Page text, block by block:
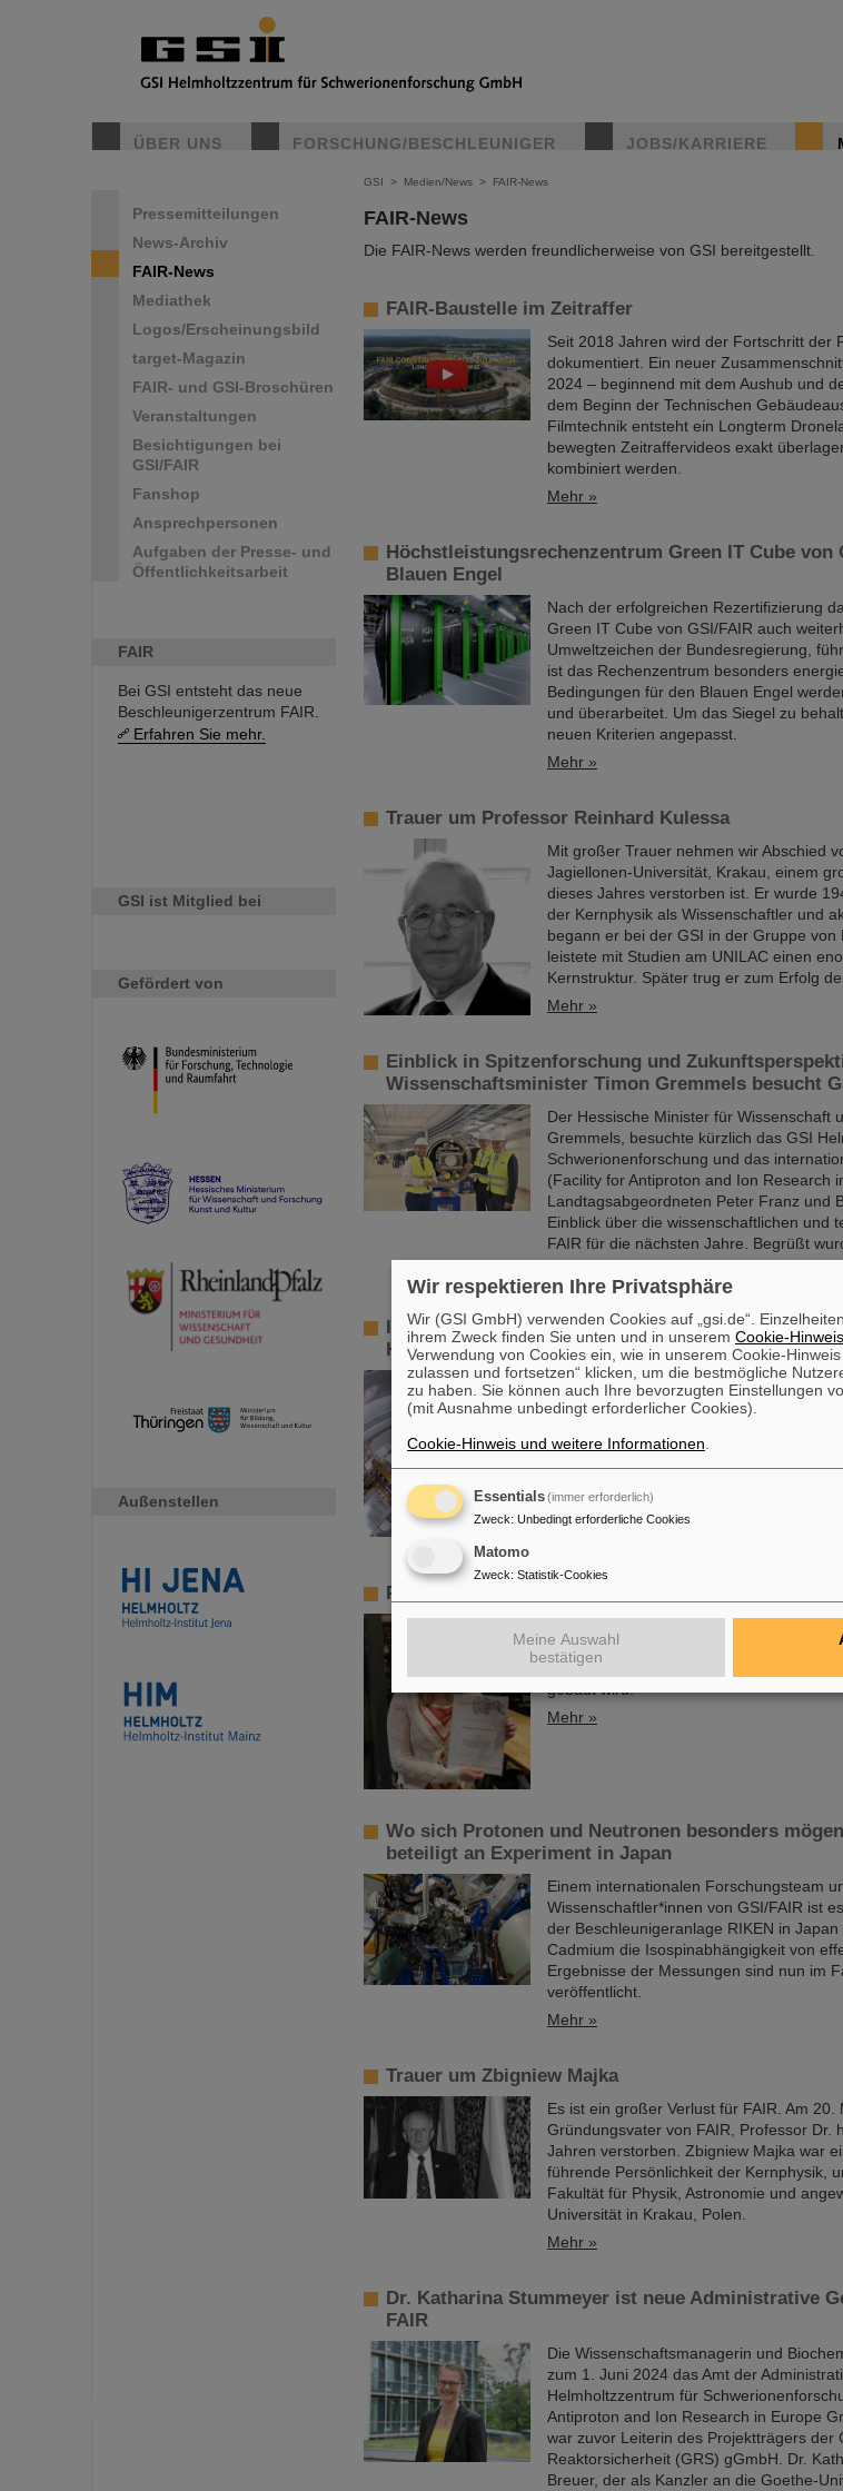
ÜBER UNS FORSCHUNG/BESCHLEUNIGER JOBS/KARRIERE
Pressemitteilungen
News-Archiv
FAIR-News
Mediathek
Logos/Erscheinungsbild
target-Magazin
FAIR- und GSI-Broschüren
Veranstaltungen
Besichtigungen bei
GSI/FAIR
Fanshop
Ansprechpersonen
Aufgaben der Presse- und
Öffentlichkeitsarbeit
FAIR
Bei GSI entsteht das neue
Beschleunigerzentrum FAIR.
Erfahren Sie mehr.
GSI ist Mitglied bei
Gefördert von
Außenstellen
GSI > Medien/News > FAIR-News
FAIR-News
Die FAIR-News werden freundlicherweise von GSI bereitgestellt.
FAIR-Baustelle im Zeitraffer
Seit 2018 Jahren wird der Fortschritt der
dokumentiert. Ein neuer
2024 – beginnend mit dem Aushub und
dem Beginn der Technischen
Filmtechnik entsteht ein Longterm
bewegten Zeitraffervideos exakt
kombiniert werden.
Mehr »
Höchstleistungsrechenzentrum Green IT Cube von
Blauen Engel
Nach der erfolgreichen Rezertifizierung
Green IT Cube von GSI/FAIR auch
Umweltzeichen der Bundesregierung,
ist das Rechenzentrum besonders
Bedingungen für den Blauen Engel
und überarbeitet. Um das Siegel zu
neuen Kriterien angepasst.
Mehr »
Trauer um Professor Reinhard Kulessa
Mit großer Trauer nehmen wir Abschied
Jagiellonen-Universität, Krakau, einem
dieses Jahres verstorben ist. Er wurde
der Kernphysik als Wissenschaftler und
begann er bei der GSI in der Gruppe
leistete mit Studien am UNILAC einen
Kernstruktur. Später trug er zum Erfolg
Mehr »
Einblick in Spitzenforschung und
Wissenschaftsminister Timon Gremmels besucht
Der Hessische Minister für Wissenschaft
Gremmels, besuchte kürzlich das GSI
Schwerionenforschung und das
(Facility for Antiproton and Ion Research
Landtagsabgeordneten Peter Franz und
Einblick über die wissenschaftlichen und
FAIR für die nächsten Jahre. Begrüßt
Innovative Impfstoffentwicklung mit
HZI untersuchen gemeinsam neue Methode
Zum Nutzen der Menschheit rasch und
Die COVID-19-Pandemie hat den Bedarf
Helmholtzzentrums für
Zentrums für Infektionsforschung (HZI)
Impfstoffentwicklung erheblich zu steigern.
PANDA-PhD-Preis für Dr. Anna Alicke
vergeben. In ihrer Dissertation
reaktionen innerhalb des PANDA-
gebaut wird.
Mehr »
Wo sich Protonen und Neutronen besonders
beteiligt an Experiment in Japan
Einem internationalen Forschungsteam
Wissenschaftler*innen von GSI/FAIR ist
der Beschleunigeranlage RIKEN in
Cadmium die Isospinabhängigkeit von
Ergebnisse der Messungen sind nun im
veröffentlicht.
Mehr »
Trauer um Zbigniew Majka
Es ist ein großer Verlust für FAIR. Am
Gründungsvater von FAIR, Professor Dr.
Jahren verstorben. Zbigniew Majka war
führende Persönlichkeit der Kernphysik,
Fakultät für Physik, Astronomie und
Universität in Krakau, Polen.
Mehr »
Dr. Katharina Stummeyer ist neue Administrative
FAIR
Die Wissenschaftsmanagerin und
zum 1. Juni 2024 das Amt der
Helmholtzzentrum für
Antiproton and Ion Research in Europe
war zuvor Leiterin des Projektträgers der
Reaktorsicherheit (GRS) gGmbH. Dr.
Breuer, der als Kanzler an die Goethe-
Wir respektieren Ihre Privatsphäre
Wir (GSI GmbH) verwenden Cookies auf „gsi.de“.
ihrem Zweck finden Sie unten und in unserem Cookie-Hinweis
Verwendung von Cookies ein, wie in unserem Cookie-
zulassen und fortsetzen“ klicken, um die bestmögliche
zu haben. Sie können auch Ihre bevorzugten Einstellungen
(mit Ausnahme unbedingt erforderlicher Cookies).
Cookie-Hinweis und weitere Informationen
Essentials(immer erforderlich)
Zweck: Unbedingt erforderliche Cookies
Matomo
Zweck: Statistik-Cookies
Meine Auswahl
bestätigen